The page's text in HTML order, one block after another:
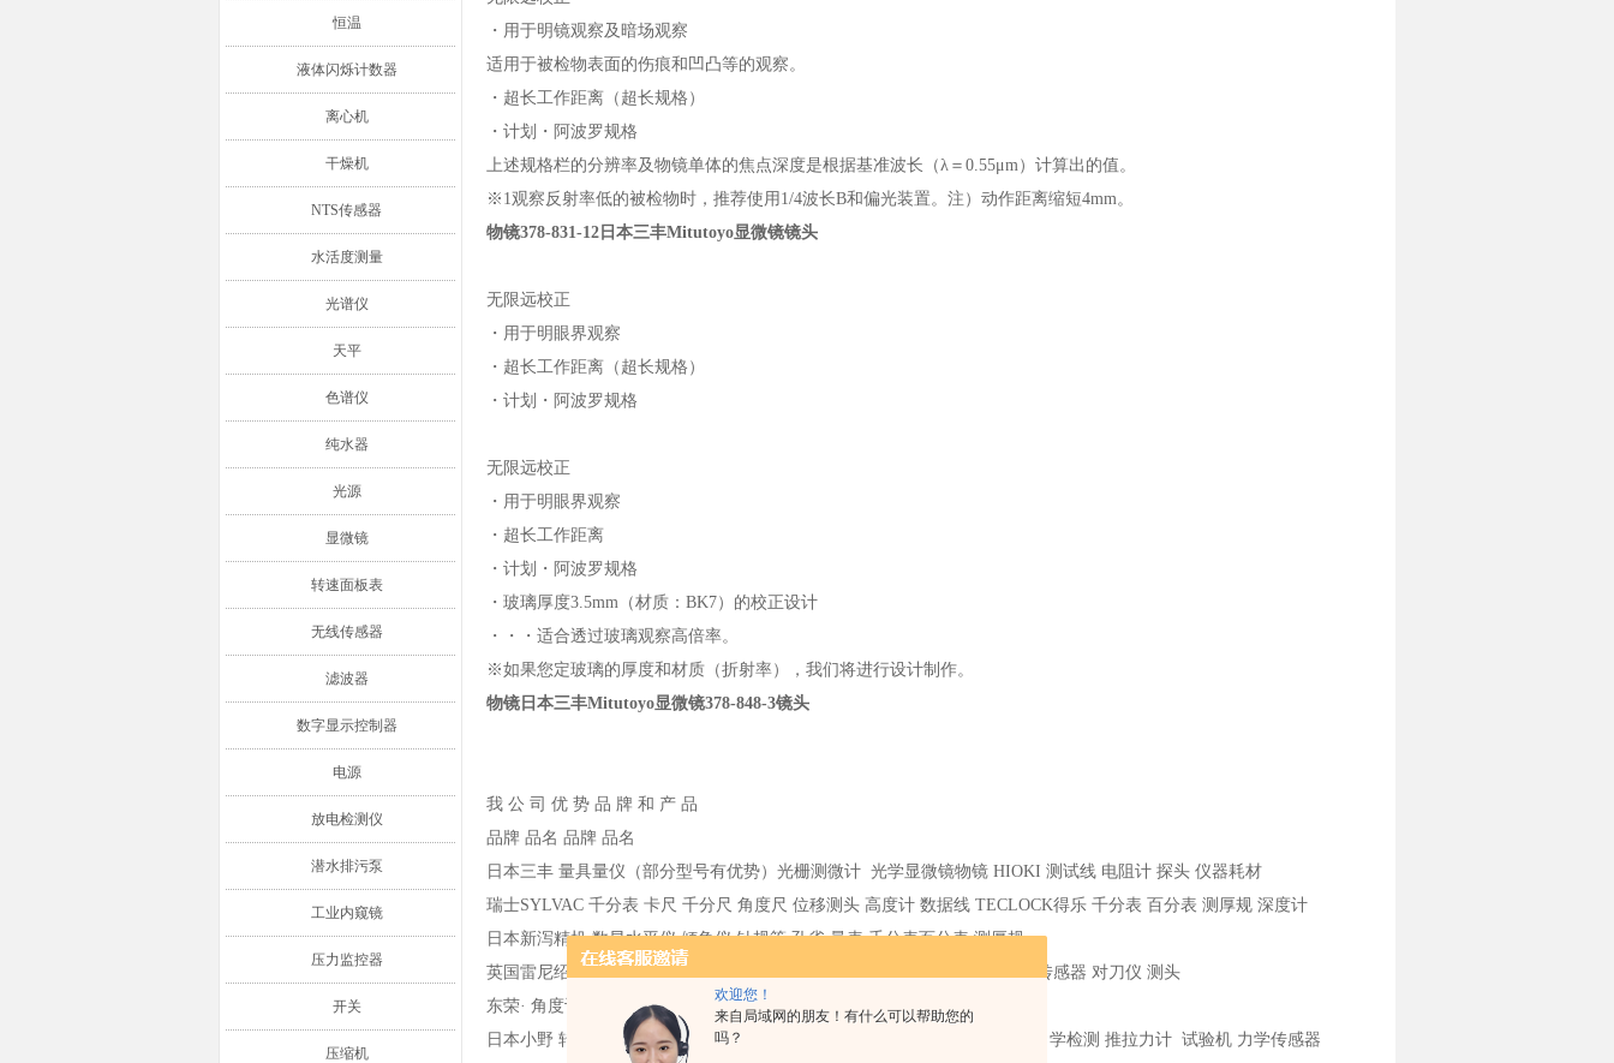
欢迎您！
来自局域网的朋友！有什么可以帮助您的
吗？
恒温
液体闪烁计数器
离心机
干燥机
NTS传感器
水活度测量
光谱仪
天平
色谱仪
纯水器
光源
显微镜
转速面板表
无线传感器
滤波器
数字显示控制器
电源
放电检测仪
潜水排污泵
工业内窥镜
压力监控器
开关
压缩机
・用于明镜观察及暗场观察
适用于被检物表面的伤痕和凹凸等的观察。
・超长工作距离（超长规格）
・计划・阿波罗规格
上述规格栏的分辨率及物镜单体的焦点深度是根据基准波长（λ＝0.55μm）计算出的值。
※1观察反射率低的被检物时，推荐使用1/4波长B和偏光装置。注）动作距离缩短4mm。
物镜378-831-12日本三丰Mitutoyo显微镜镜头
无限远校正
・用于明眼界观察
・超长工作距离（超长规格）
・计划・阿波罗规格
无限远校正
・用于明眼界观察
・超长工作距离
・计划・阿波罗规格
・玻璃厚度3.5mm（材质：BK7）的校正设计
・・・适合透过玻璃观察高倍率。
※如果您定玻璃的厚度和材质（折射率），我们将进行设计制作。
物镜日本三丰Mitutoyo显微镜378-848-3镜头
我 公 司 优 势 品 牌 和 产 品
品牌 品名 品牌 品名
日本三丰 量具量仪（部分型号有优势）光栅测微计 光学显微镜物镜 HIOKI 测试线 电阻计 探头 仪器耗材
瑞士SYLVAC 千分表 卡尺 千分尺 角度尺 位移测头 高度计 数据线 TECLOCK得乐 千分表 百分表 测厚规 深度计
日本新泻精机 数显水平仪 倾角仪 针规等 孔雀 量表 千分表百分表 测厚规
英国雷尼绍 三坐标测头 机床测头 光栅尺读数头 测针传感器附件。 美德龙 传感器 对刀仪 测头
东荣· 角度计 倒角规 啄木鸟 敲击检测仪
日本小野 转速表 位移传感器 振动传感器 扭矩传感器 噪音计 AIKOH爱光 力学检测 推拉力计 试验机 力学传感器